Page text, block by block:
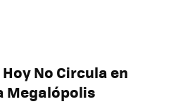
No Circula en
Megalópolis